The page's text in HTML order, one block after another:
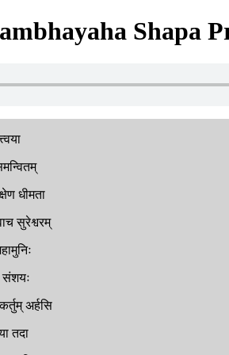
Shapa
धीमता
सुरेश्वरम्
संशयः
कर्तुम् अर्हसि
तदा